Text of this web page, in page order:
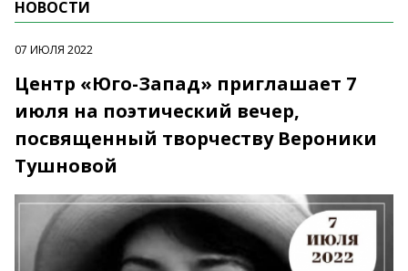
НОВОСТИ
07 ИЮЛЯ 2022
Центр «Юго-Запад» приглашает 7
июля на поэтический вечер,
посвященный творчеству Вероники
Тушновой